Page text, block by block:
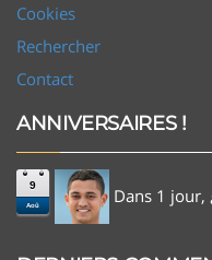
Cookies
Rechercher
Contact
ANNIVERSAIRES !
9
Aoû Dans 1 jour,